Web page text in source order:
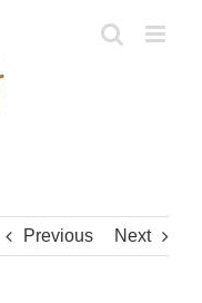
Previous Next